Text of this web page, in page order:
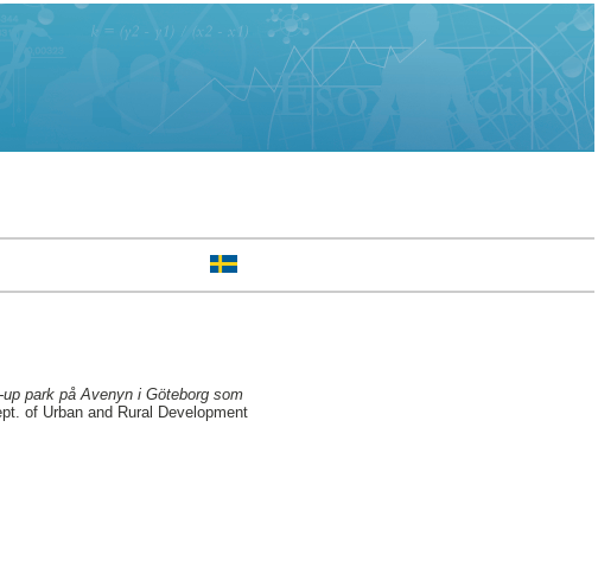
park på Avenyn i Göteborg som
of Urban and Rural Development